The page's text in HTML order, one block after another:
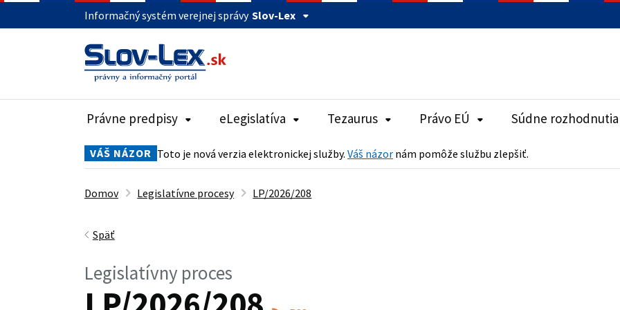
Informačný systém verejnej správy Slov-Lex
Právne predpisy eLegislatíva Tezaurus Právo EÚ Súdne rozhodnutia
VÁŠ NÁZOR Toto je nová verzia elektronickej služby. Váš názor nám pomôže službu zlepšiť.